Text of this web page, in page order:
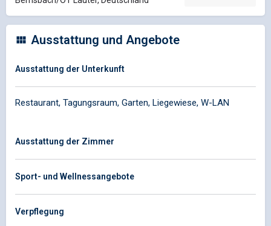
Ausstattung und Angebote
Ausstattung der Unterkunft
Restaurant, Tagungsraum, Garten, Liegewiese, W-LAN
Ausstattung der Zimmer
Sport- und Wellnessangebote
Verpflegung